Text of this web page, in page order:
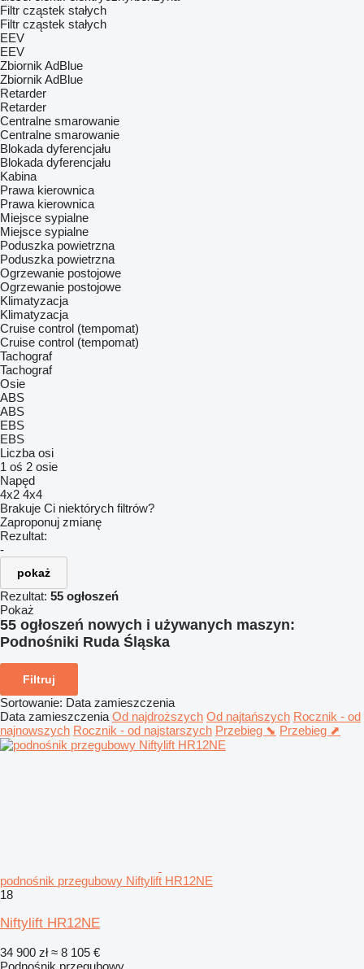
Filtr cząstek stałych
Filtr cząstek stałych
EEV
EEV
Zbiornik AdBlue
Zbiornik AdBlue
Retarder
Retarder
Centralne smarowanie
Centralne smarowanie
Blokada dyferencjału
Blokada dyferencjału
Kabina
Prawa kierownica
Prawa kierownica
Miejsce sypialne
Miejsce sypialne
Poduszka powietrzna
Poduszka powietrzna
Ogrzewanie postojowe
Ogrzewanie postojowe
Klimatyzacja
Klimatyzacja
Cruise control (tempomat)
Cruise control (tempomat)
Tachograf
Tachograf
Osie
ABS
ABS
EBS
EBS
Liczba osi
1 oś 2 osie
Napęd
4x2 4x4
Brakuje Ci niektórych filtrów?
Zaproponuj zmianę
Rezultat:
-
pokaż
Rezultat: 55 ogłoszeń
Pokaż
55 ogłoszeń nowych i używanych maszyn:
Podnośniki Ruda Śląska
Filtruj
Sortowanie: Data zamieszczenia
Data zamieszczenia Od najdroższych Od najtańszych Rocznik - od
najnowszych Rocznik - od najstarszych Przebieg ⬊ Przebieg ⬈
podnośnik przegubowy Niftylift HR12NE
18
Niftylift HR12NE
34 900 zł ≈ 8 105 €
Podnośnik przegubowy